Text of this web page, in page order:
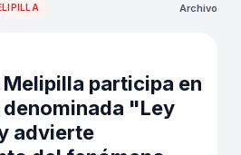
Archivo
participa en
"Ley
advierte